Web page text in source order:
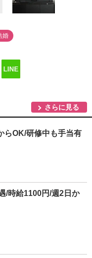
婚
さらに見る
らOK/研修中も手当有
/時給1100円/週2日か